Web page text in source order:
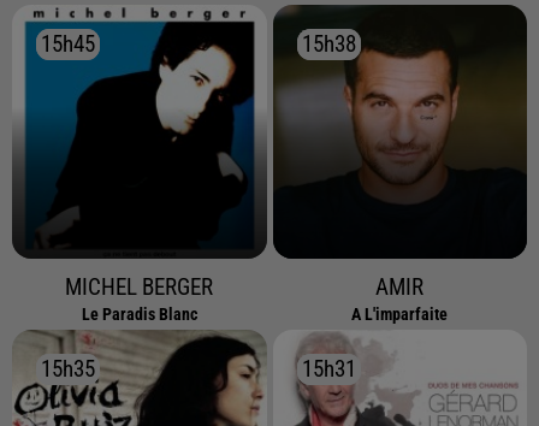
15h45
15h45
MICHEL BERGER
Le Paradis Blanc
15h38
15h38
AMIR
A L'imparfaite
15h35
15h35 15h31
15h31